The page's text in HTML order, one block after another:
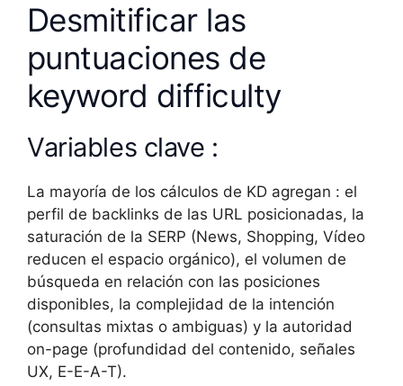
Desmitificar las
puntuaciones de
keyword difficulty
Variables clave :
La mayoría de los cálculos de KD agregan : el
perfil de backlinks de las URL posicionadas, la
saturación de la SERP (News, Shopping, Vídeo
reducen el espacio orgánico), el volumen de
búsqueda en relación con las posiciones
disponibles, la complejidad de la intención
(consultas mixtas o ambiguas) y la autoridad
on-page (profundidad del contenido, señales
UX, E-E-A-T).